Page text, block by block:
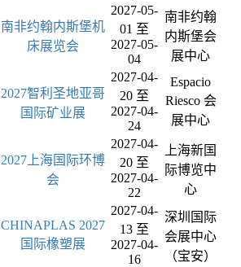
南非约翰内斯堡机
床展览会
2027-05-
01 至
2027-05-
04
南非约翰
内斯堡会
展中心
2027智利圣地亚哥
国际矿业展
2027-04-
20 至
2027-04-
24
Espacio
Riesco 会
展中心
2027上海国际环博
会
2027-04-
20 至
2027-04-
22
上海新国
际博览中
心
CHINAPLAS 2027
国际橡塑展
2027-04-
13 至
2027-04-
16
深圳国际
会展中心
（宝安）